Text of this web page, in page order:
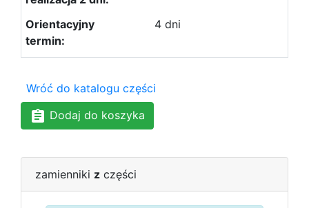
4 dni
Wróć do katalogu części
Dodaj do koszyka
zamienniki z części